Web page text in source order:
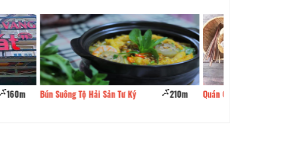
210m Quán Cơm Ngày 3 Bữa 240m